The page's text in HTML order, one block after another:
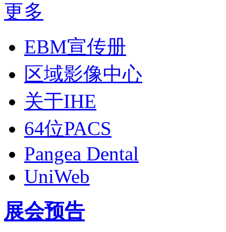
更多
EBM宣传册
区域影像中心
关于IHE
64位PACS
Pangea Dental
UniWeb
展会预告